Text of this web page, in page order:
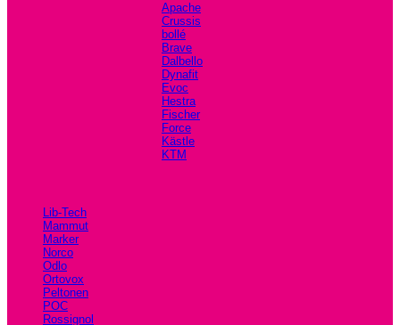
Apache
Crussis
bollé
Brave
Dalbello
Dynafit
Evoc
Hestra
Fischer
Force
Kästle
KTM
Lib-Tech
Mammut
Marker
Norco
Odlo
Ortovox
Peltonen
POC
Rossignol